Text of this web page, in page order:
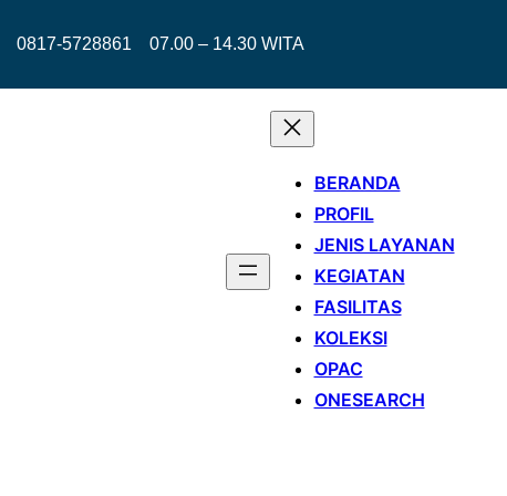
0817-5728861 07.00 – 14.30 WITA
BERANDA
PROFIL
JENIS LAYANAN
KEGIATAN
FASILITAS
KOLEKSI
OPAC
ONESEARCH